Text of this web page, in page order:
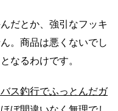
だとか、強引なフッキ
。商品は悪くないでし
なるわけです。
ス釣行でふっとんだガ